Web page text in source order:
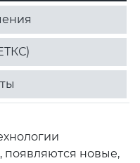
появляются новые,